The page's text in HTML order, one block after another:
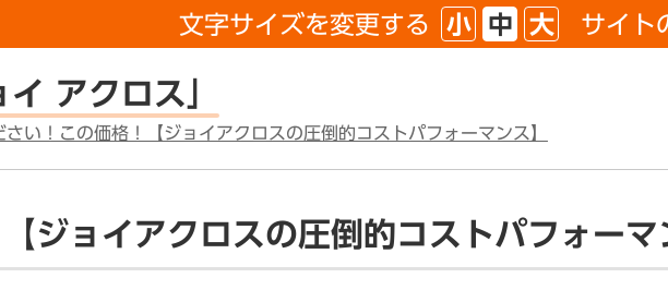
文字サイズを変更する 小 中 大 サイト
アクロス」
さい！この価格！【ジョイアクロスの圧倒的コストパフォーマンス】
ジョイアクロスの圧倒的コストパフォーマ